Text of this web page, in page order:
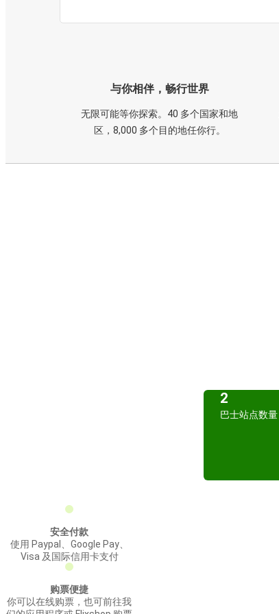
与你相伴，畅行世界
无限可能等你探索。40 多个国家和地
区，8,000 多个目的地任你行。
2
巴士站点数量
安全付款
使用 Paypal、Google Pay、
Visa 及国际信用卡支付
购票便捷
你可以在线购票，也可前往我